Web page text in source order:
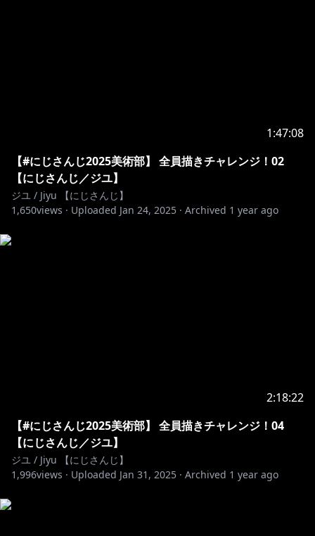
1:47:08
【#にじさんじ2025美術部】 全員描きチャレンジ！02
【にじさんじ／ジユ】
ジユ / Jiyu 【にじさんじ】
1,650views · Uploaded Jan 24, 2025 · Archived 1 year ago
2:18:22
【#にじさんじ2025美術部】 全員描きチャレンジ！04
【にじさんじ／ジユ】
ジユ / Jiyu 【にじさんじ】
1,996views · Uploaded Jan 31, 2025 · Archived 1 year ago